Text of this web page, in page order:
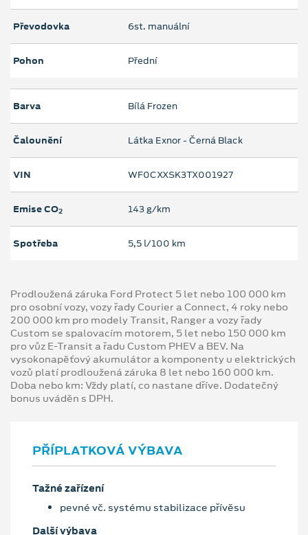
Převodovka 6st. manuální
Pohon Přední
Barva Bílá Frozen
Čalounění Látka Exnor - Černá Black
VIN WF0CXXSK3TX001927
Emise CO2 143 g/km
Spotřeba 5,5 l/100 km
Prodloužená záruka Ford Protect 5 let nebo 100 000 km
pro osobní vozy, vozy řady Courier a Connect, 4 roky nebo
200 000 km pro modely Transit, Ranger a vozy řady
Custom se spalovacím motorem, 5 let nebo 150 000 km
pro vůz E-Transit a řadu Custom PHEV a BEV. Na
vysokonapěťový akumulátor a komponenty u elektrických
vozů platí prodloužená záruka 8 let nebo 160 000 km.
Doba nebo km: Vždy platí, co nastane dříve. Dodatečný
bonus uváděn s DPH.
PŘÍPLATKOVÁ VÝBAVA
Tažné zařízení
pevné vč. systému stabilizace přívěsu
Další výbava